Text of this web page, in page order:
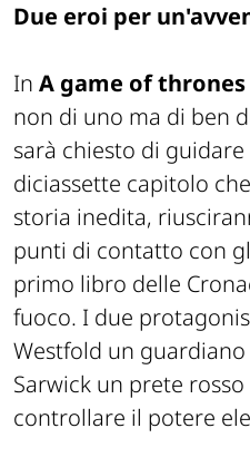
Due eroi per
In A game of thrones
non di uno ma di ben
sarà chiesto di
diciassette capitolo
storia inedita,
punti di contatto con
primo libro delle
fuoco. I due
Westfold un
Sarwick un prete
controllare il potere